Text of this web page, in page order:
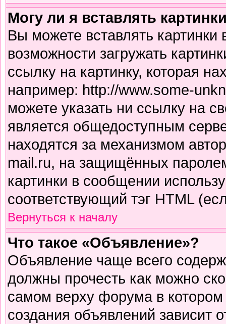
Могу ли я вставлять
Вы можете вставлять
возможности загружать
ссылку на картинку, которая
например: http://www.some-
можете указать ни ссылку на
является общедоступным
находятся за механизмом
mail.ru, на защищённых
картинки в сообщении
соответствующий тэг HTML
Вернуться к началу
Что такое «Объявление»?
Объявление чаще всего
должны прочесть как можно
самом верху форума в
создания объявлений зависит